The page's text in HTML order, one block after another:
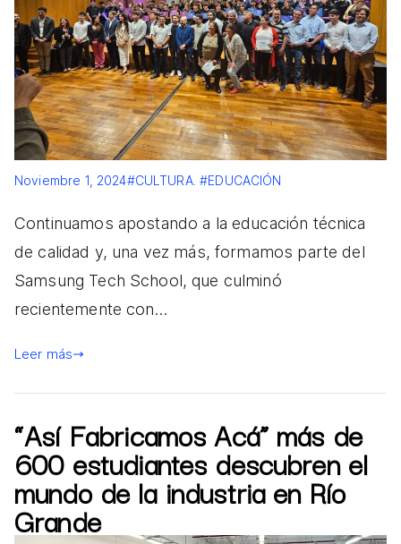
Noviembre 1, 2024#CULTURA.#EDUCACIÓN
Continuamos apostando a la educación técnica
de calidad y, una vez más, formamos parte del
Samsung Tech School, que culminó
recientemente con…
Leer más
“Así Fabricamos Acá” más de
600 estudiantes descubren el
mundo de la industria en Río
Grande